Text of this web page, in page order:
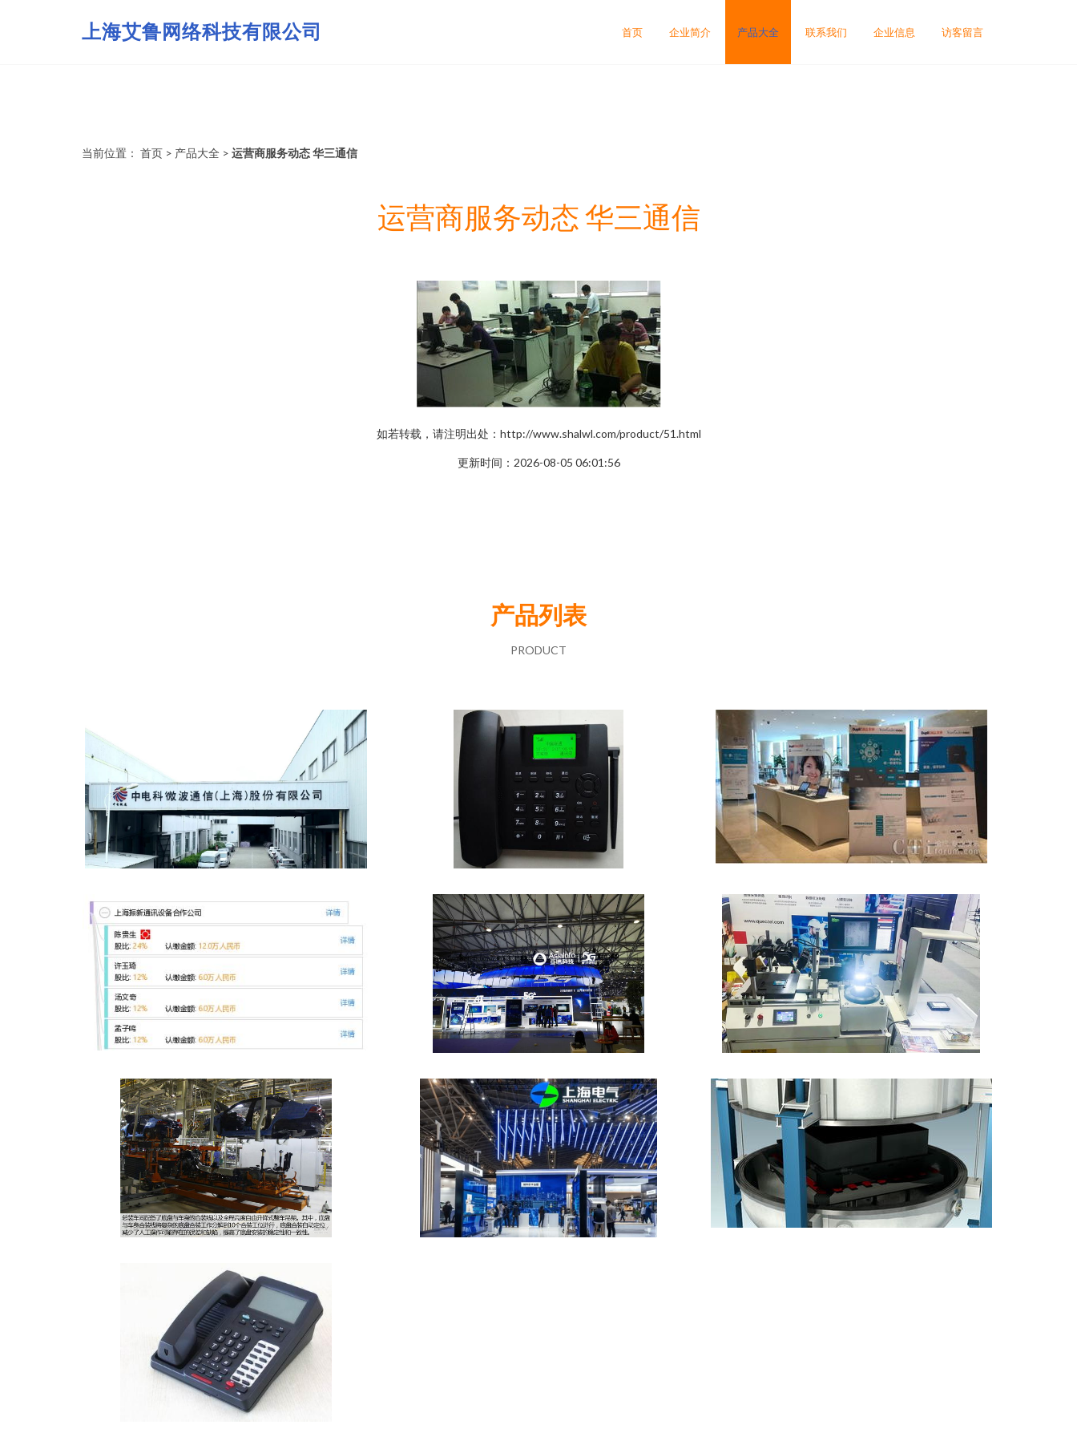
上海艾鲁网络科技有限公司 首页 企业简介 产品大全 联系我们 企业信息 访客留言
当前位置： 首页 > 产品大全 > 运营商服务动态 华三通信
运营商服务动态 华三通信
如若转载，请注明出处：http://www.shalwl.com/product/51.html
更新时间：2026-08-05 06:01:56
产品列表
PRODUCT